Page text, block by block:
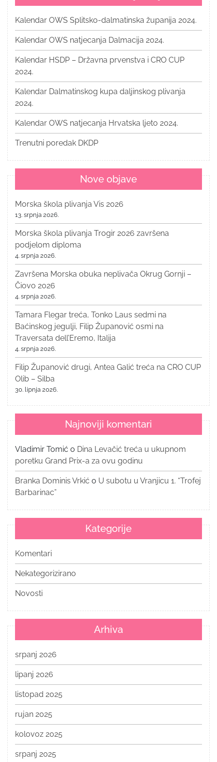
Kalendar OWS Splitsko-dalmatinska županija 2024.
Kalendar OWS natjecanja Dalmacija 2024.
Kalendar HSDP – Državna prvenstva i CRO CUP
2024.
Kalendar Dalmatinskog kupa daljinskog plivanja
2024.
Kalendar OWS natjecanja Hrvatska ljeto 2024.
Trenutni poredak DKDP
Nove objave
Morska škola plivanja Vis 2026
13. srpnja 2026.
Morska škola plivanja Trogir 2026 završena
podjelom diploma
4. srpnja 2026.
Završena Morska obuka neplivača Okrug Gornji –
Čiovo 2026
4. srpnja 2026.
Tamara Flegar treća, Tonko Laus sedmi na
Baćinskog jegulji, Filip Županović osmi na
Traversata dell’Eremo, Italija
4. srpnja 2026.
Filip Županović drugi, Antea Galić treća na CRO CUP
Olib – Silba
30. lipnja 2026.
Najnoviji komentari
Vladimir Tomić o Dina Levačić treća u ukupnom
poretku Grand Prix-a za ovu godinu
Branka Dominis Vrkić o U subotu u Vranjicu 1. “Trofej
Barbarinac”
Kategorije
Komentari
Nekategorizirano
Novosti
Arhiva
srpanj 2026
lipanj 2026
listopad 2025
rujan 2025
kolovoz 2025
srpanj 2025